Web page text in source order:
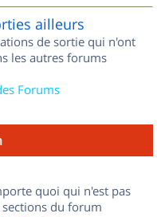
ailleurs
de sortie qui n'ont
les autres forums
Forums
quoi qui n'est pas
du forum